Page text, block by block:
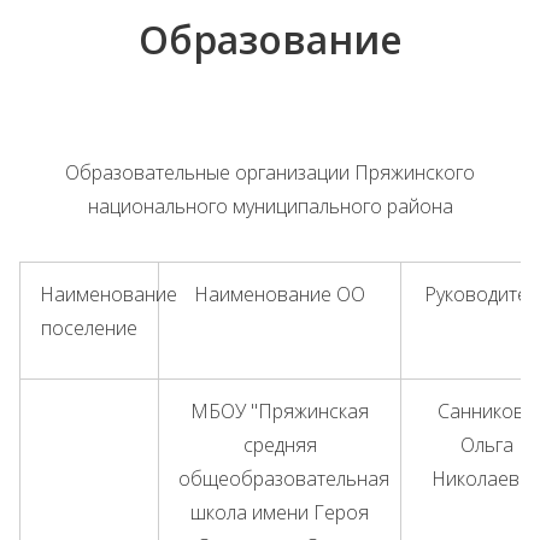
Образование
Образовательные организации Пряжинского
национального муниципального района
Наименование
поселение
Наименование ОО
МБОУ "Пряжинская
средняя
общеобразовательная
школа имени Героя
Санникова
Ольга
Николаевна